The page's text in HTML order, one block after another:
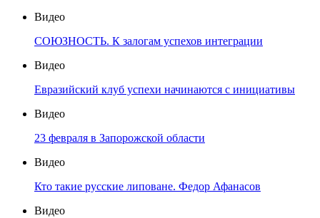
Видео
СОЮЗНОСТЬ. К залогам успехов интеграции
Видео
Евразийский клуб успехи начинаются с инициативы
Видео
23 февраля в Запорожской области
Видео
Кто такие русские липоване. Федор Афанасов
Видео